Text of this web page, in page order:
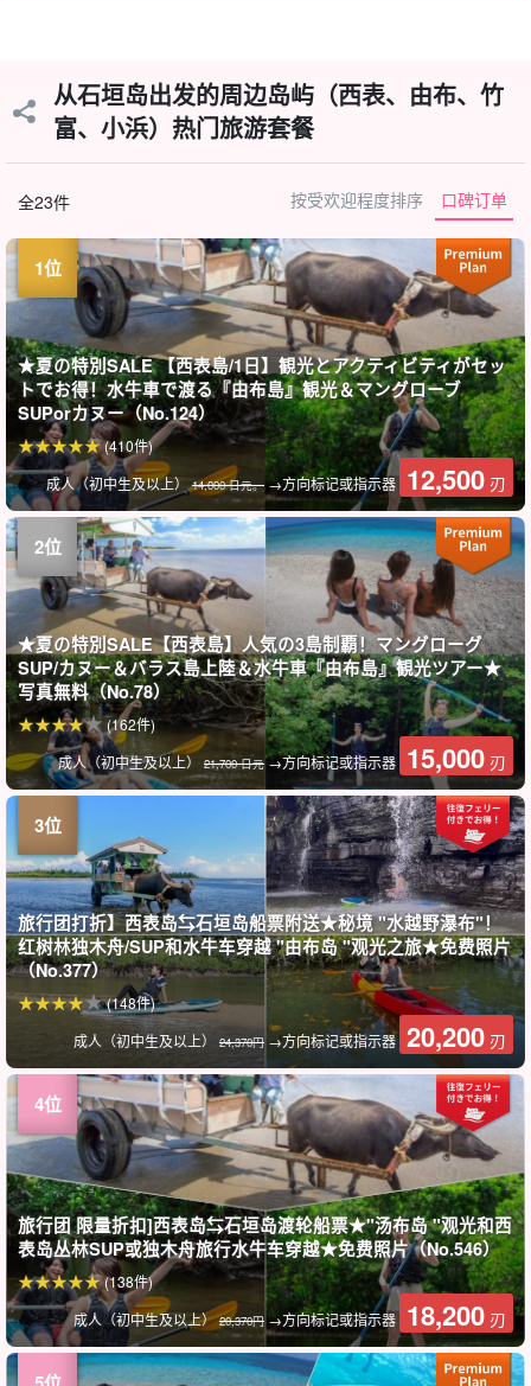
从石垣岛出发的周边岛屿（西表、由布、竹
富、小浜）热门旅游套餐
全23件 按受欢迎程度排序 口碑订单
★夏の特別SALE 【西表島/1日】観光とアクティビティがセッ
トでお得！水牛車で渡る『由布島』観光＆マングローブ
SUPorカヌー（No.124）
成人（初中生及以上）14,000 日元。→方向标记或指示器 12,500 刃
(410件)
★夏の特別SALE【西表島】人気の3島制覇！マングローグ
SUP/カヌー＆バラス島上陸＆水牛車『由布島』観光ツアー★
写真無料（No.78）
成人（初中生及以上） 21,700 日元→方向标记或指示器 15,000 刃
(162件)
旅行团打折】西表岛⇆石垣岛船票附送★秘境 "水越野瀑布"！
红树林独木舟/SUP和水牛车穿越 "由布岛 "观光之旅★免费照片
（No.377）
成人（初中生及以上） 24,370円 →方向标记或指示器 20,200 刃
(148件)
旅行团 限量折扣]西表岛⇆石垣岛渡轮船票★"汤布岛 "观光和西
表岛丛林SUP或独木舟旅行水牛车穿越★免费照片（No.546）
成人（初中生及以上）20,370円→方向标记或指示器 18,200 刃
(138件)